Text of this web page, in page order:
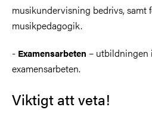
musikundervisning bedrivs, samt
musikpedagogik.
- Examensarbeten – utbildningen
examensarbeten.
Viktigt att veta!